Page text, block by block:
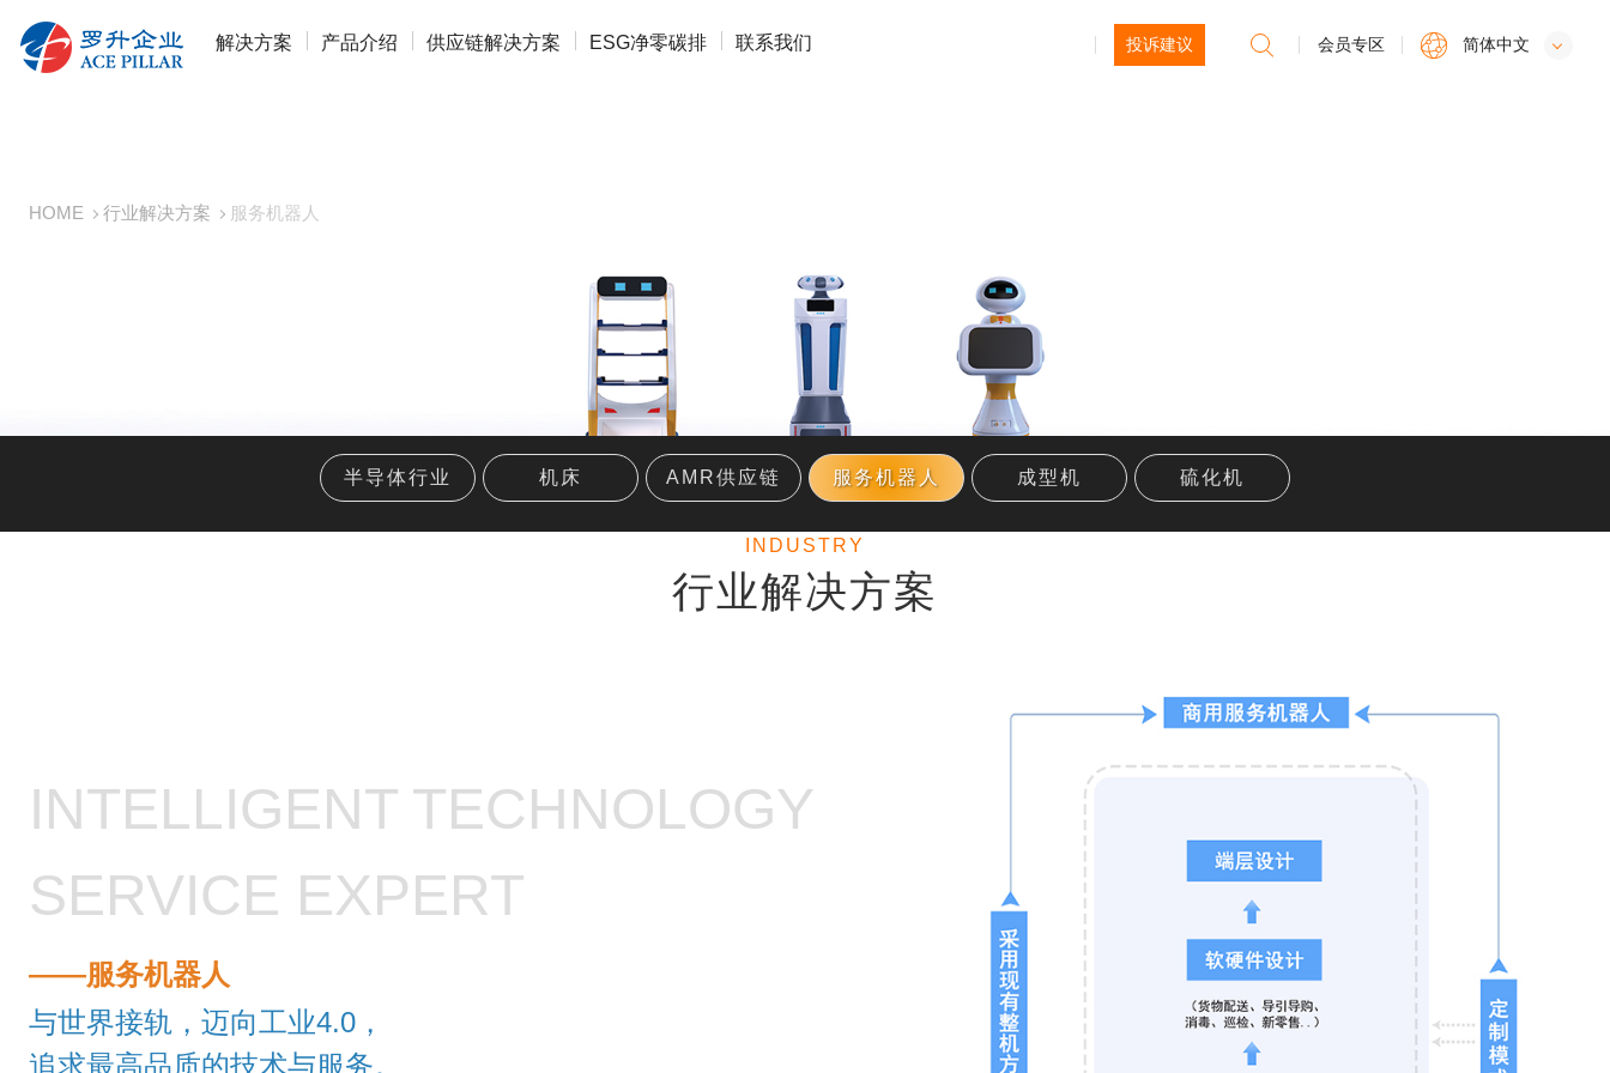
解决方案 产品介绍 供应链解决方案 ESG净零碳排 联系我们 投诉建议 会员专区 简体中文
HOME 行业解决方案 服务机器人
半导体行业 机床 AMR供应链 服务机器人 成型机 硫化机
INDUSTRY
行业解决方案
INTELLIGENT TECHNOLOGY
SERVICE EXPERT
——服务机器人
与世界接轨，迈向工业4.0，
追求最高品质的技术与服务。